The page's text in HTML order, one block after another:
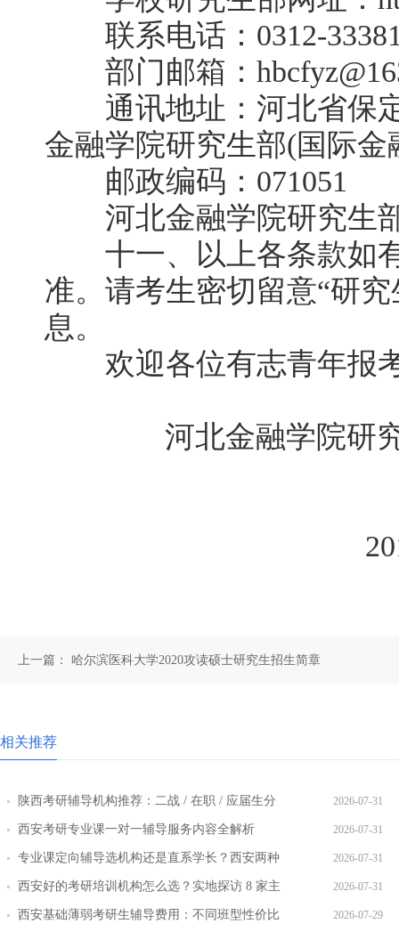
联系电话：0312-
部门邮箱：
通讯地址：河北省保定
金融学院研究生部(国际金
邮政编码：071051
河北金融学院研究生部
十一、以上各条款如有
准。请考生密切留意“研
息。
欢迎各位有志青年报
河北金融学院研究
2019年
上一篇： 哈尔滨医科大学2020攻读硕士研究生招生简章
相关推荐
陕西考研辅导机构推荐：二战 / 在职 / 应届生分
层教学方案
2026-07-31
西安考研专业课一对一辅导服务内容全解析 2026-07-31
专业课定向辅导选机构还是直系学长？西安两种
模式全对比
2026-07-31
西安好的考研培训机构怎么选？实地探访 8 家主
流机构对比
2026-07-31
西安基础薄弱考研生辅导费用：不同班型性价比 2026-07-29